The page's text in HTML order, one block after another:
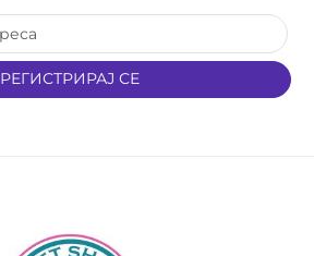
РЕГИСТРИРАЈ СЕ